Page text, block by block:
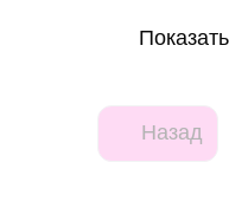
Назад